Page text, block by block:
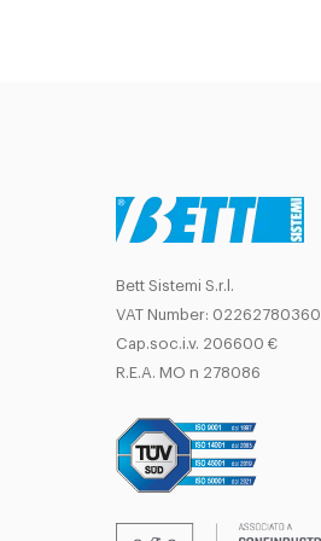
Bett Sistemi S.r.l.
VAT Number: 02262780360
Cap.soc.i.v. 206600 €
R.E.A. MO n 278086